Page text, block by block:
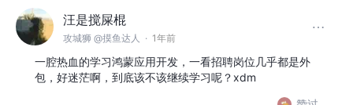
汪是搅屎棍
攻城狮 @摸鱼达人 · 1年前
一腔热血的学习鸿蒙应用开发，一看招聘岗位几乎都是外
包，好迷茫啊，到底该不该继续学习呢？xdm